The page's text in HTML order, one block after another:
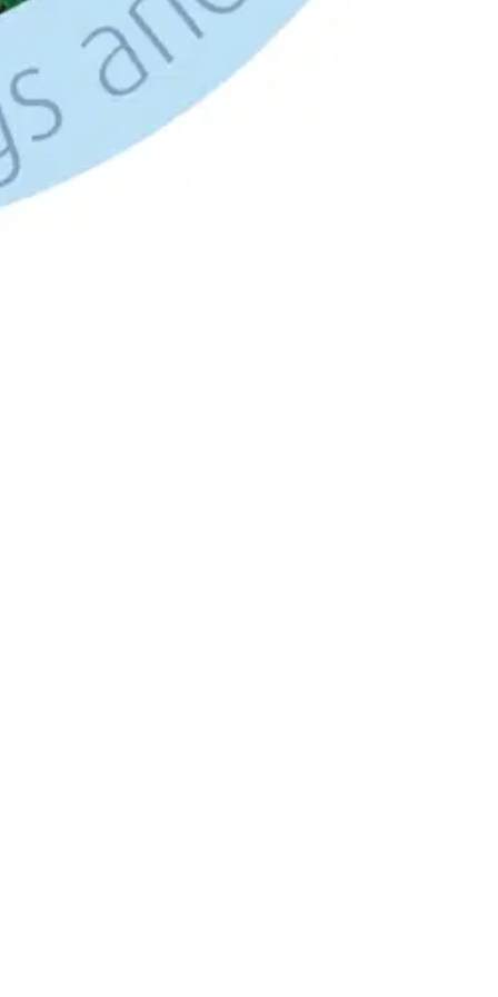
myös kotieläimille kuten koirille ja kissoille. Täistä ja niiden
mukana. Täikammalla on kolmen vuoden takuu.